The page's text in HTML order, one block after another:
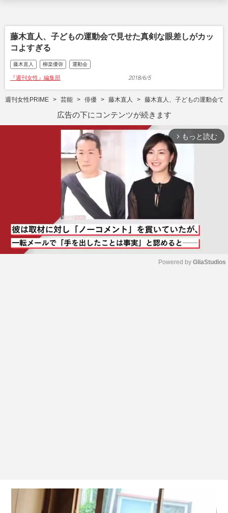
藤木直人、子どもの運動会で見せた真剣な眼差しがカッ
コよすぎる
藤木直人 柳楽優弥 運動会
『週刊女性』編集部 2018/6/5
週刊女性PRIME 芸能 俳優 藤木直人 藤木直人、子どもの運動会で
広告の下にコンテンツが続きます
arrow_forward_ios もっと読む
Powered by GliaStudios